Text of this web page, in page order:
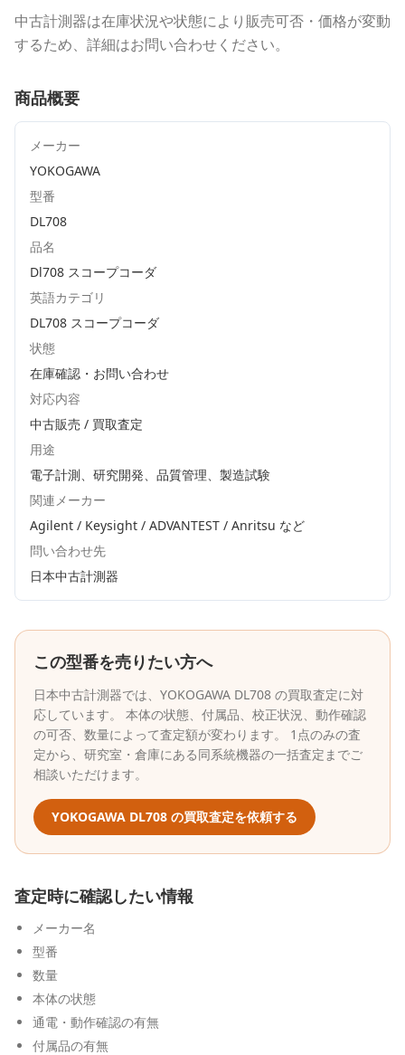
中古計測器は在庫状況や状態により販売可否・価格が変動
するため、詳細はお問い合わせください。
商品概要
メーカー
YOKOGAWA
型番
DL708
品名
Dl708 スコープコーダ
英語カテゴリ
DL708 スコープコーダ
状態
在庫確認・お問い合わせ
対応内容
中古販売 / 買取査定
用途
電子計測、研究開発、品質管理、製造試験
関連メーカー
Agilent / Keysight / ADVANTEST / Anritsu など
問い合わせ先
日本中古計測器
この型番を売りたい方へ
日本中古計測器では、 YOKOGAWA DL708 の買取査定に対
応しています。 本体の状態、付属品、校正状況、動作確認
の可否、数量によって査定額が変わります。 1点のみの査
定から、研究室・倉庫にある同系統機器の一括査定までご
相談いただけます。
YOKOGAWA DL708 の買取査定を依頼する
査定時に確認したい情報
メーカー名
型番
数量
本体の状態
通電・動作確認の有無
付属品の有無